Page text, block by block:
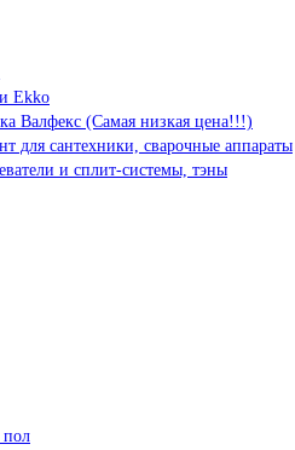
Ekko
Валфекс (Самая низкая цена!!!)
для сантехники, сварочные аппараты
и сплит-системы, тэны